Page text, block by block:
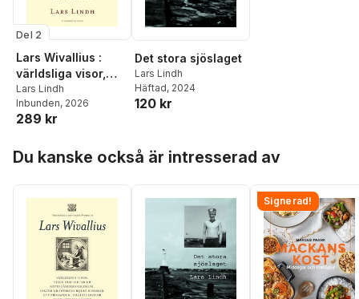
Del 2
Lars Wivallius :
världsliga visor,
visor och dikter ur
rättegångshandling
ar, dikter ur
ringmur, ett
tillfällesvisor samt
andliga sånger
Lars Lindh
Inbunden, 2026
289 kr
Det stora sjöslaget
Lars Lindh
Häftad, 2024
120 kr
Du kanske också är intresserad av
Signerad!